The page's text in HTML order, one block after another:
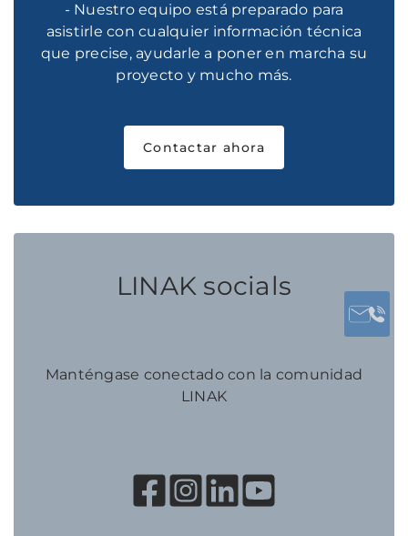
- Nuestro equipo está preparado para
asistirle con cualquier información técnica
que precise, ayudarle a poner en marcha su
proyecto y mucho más.
Contactar ahora
LINAK socials
Manténgase conectado con la comunidad
LINAK